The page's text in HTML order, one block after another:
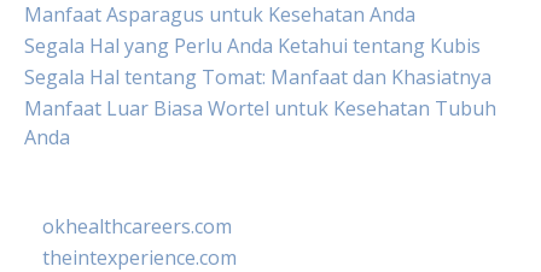
Manfaat Asparagus untuk Kesehatan Anda
Segala Hal yang Perlu Anda Ketahui tentang Kubis
Segala Hal tentang Tomat: Manfaat dan Khasiatnya
Manfaat Luar Biasa Wortel untuk Kesehatan Tubuh
Anda
okhealthcareers.com
theintexperience.com